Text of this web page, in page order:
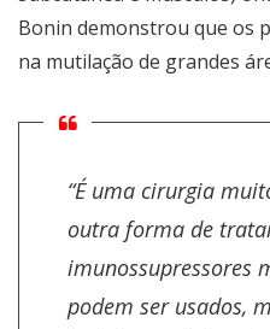
Bonin demonstrou que os
na mutilação de grandes
“É uma cirurgia
outra forma de
imunossupressores
podem ser usados,